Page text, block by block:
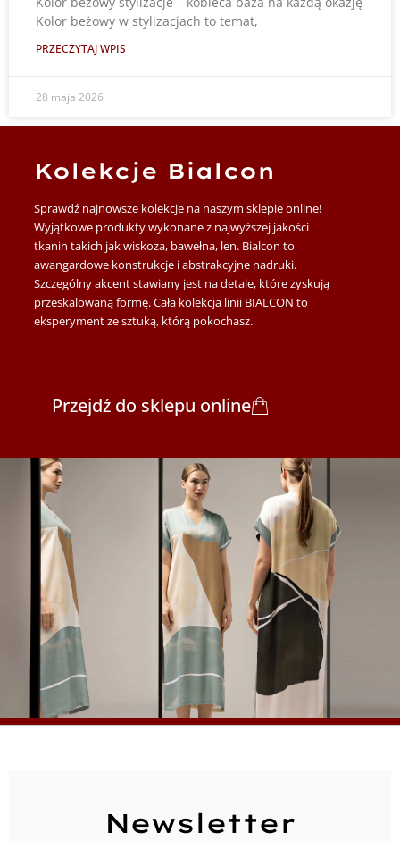
Kolor beżowy w stylizacjach to temat,
PRZECZYTAJ WPIS
28 maja 2026
Kolekcje Bialcon
Sprawdź najnowsze kolekcje na naszym sklepie online!
Wyjątkowe produkty wykonane z najwyższej jakości
tkanin takich jak wiskoza, bawełna, len. Bialcon to
awangardowe konstrukcje i abstrakcyjne nadruki.
Szczególny akcent stawiany jest na detale, które zyskują
przeskalowaną formę. Cała kolekcja linii BIALCON to
eksperyment ze sztuką, którą pokochasz.
Przejdź do sklepu online
Newsletter